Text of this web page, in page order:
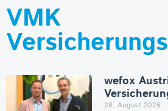
VMK
wefox
28. August 2025